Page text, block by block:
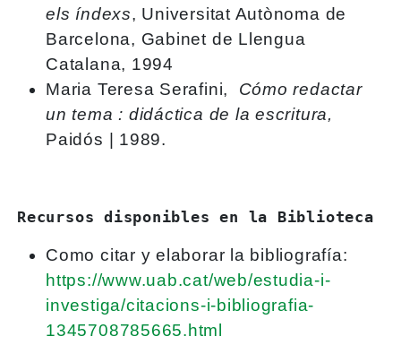
els índexs, Universitat Autònoma de
Barcelona, Gabinet de Llengua
Catalana, 1994
Maria Teresa Serafini, Cómo redactar
un tema : didáctica de la escritura,
Paidós | 1989.
Recursos disponibles en la Biblioteca
Como citar y elaborar la bibliografía:
https://www.uab.cat/web/estudia-i-
investiga/citacions-i-bibliografia-
1345708785665.html